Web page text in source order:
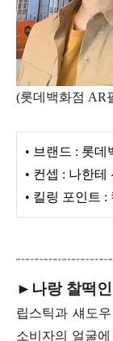
(롯데백화점 AR
• 브랜드 : 롯데
• 컨셉 : 나한테
• 킬링 포인트
►나랑 찰떡인
립스틱과 섀도
소비자의 얼굴